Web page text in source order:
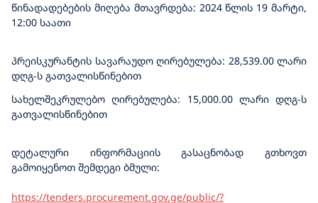
წინადადებების მიღება მთავრდება: 2024 წლის 19 მარტი,
12:00 საათი
პრეისკურანტის სავარაუდო ღირებულება: 28,539.00 ლარი
დღგ-ს გათვალისწინებით
სახელშეკრულებო ღირებულება: 15,000.00 ლარი დღგ-ს
გათვალისწინებით
დეტალური ინფორმაციის გასაცნობად გთხოვთ
გამოიყენოთ შემდეგი ბმული:
https://tenders.procurement.gov.ge/public/?